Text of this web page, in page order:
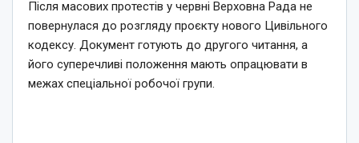
Після масових протестів у червні Верховна Рада не
повернулася до розгляду проєкту нового Цивільного
кодексу. Документ готують до другого читання, а
його суперечливі положення мають опрацювати в
межах спеціальної робочої групи.